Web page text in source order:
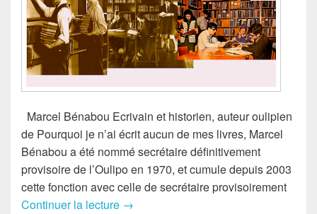
Marcel Bénabou Ecrivain et historien, auteur oulipien
de Pourquoi je n’ai écrit aucun de mes livres, Marcel
Bénabou a été nommé secrétaire définitivement
provisoire de l’Oulipo en 1970, et cumule depuis 2003
cette fonction avec celle de secrétaire provisoirement
Continuer la lecture Les 12 du jury 2014-2015
→